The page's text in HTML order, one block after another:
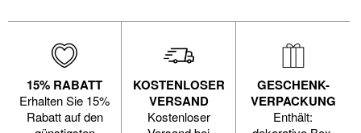
15% RABATT
Erhalten Sie 15%
Rabatt auf den
KOSTENLOSER
VERSAND
Kostenloser
GESCHENK-
VERPACKUNG
Enthält: